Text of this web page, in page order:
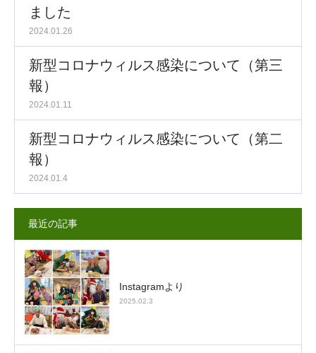
ました
2024.01.26
新型コロナウィルス感染について（第三
報）
2024.01.11
新型コロナウィルス感染について（第二
報）
2024.01.4
最近の記事
Instagramより
2025.02.3